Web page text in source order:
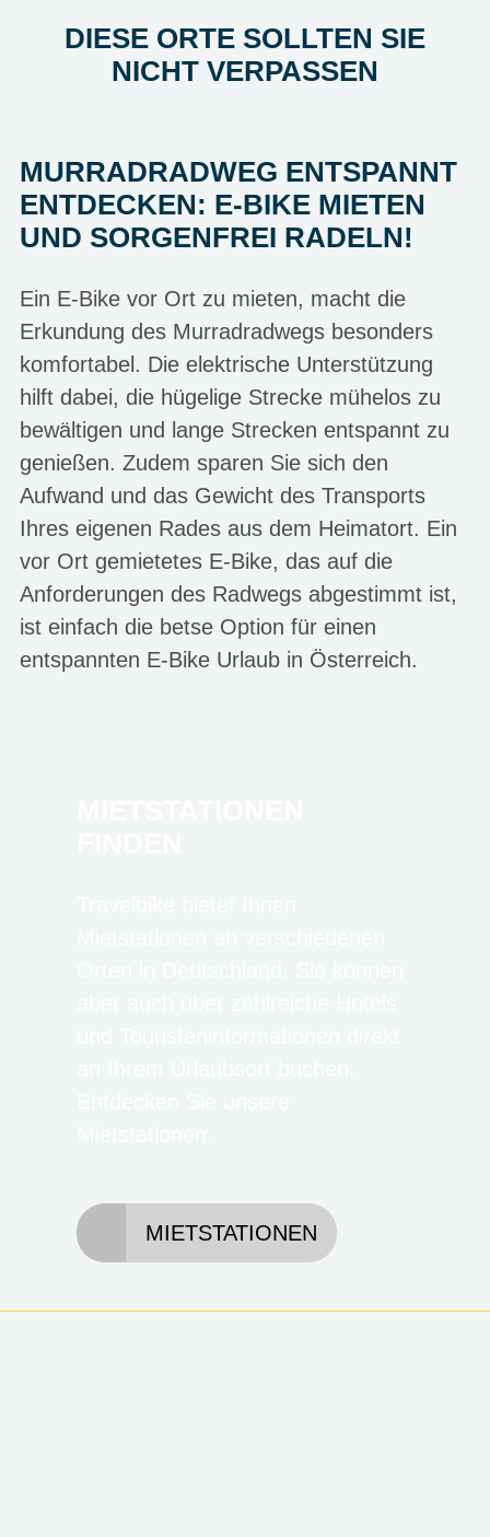
DIESE ORTE SOLLTEN SIE
NICHT VERPASSEN
MURRADRADWEG ENTSPANNT
ENTDECKEN: E-BIKE MIETEN
UND SORGENFREI RADELN!
Ein E-Bike vor Ort zu mieten, macht die
Erkundung des Murradradwegs besonders
komfortabel. Die elektrische Unterstützung
hilft dabei, die hügelige Strecke mühelos zu
bewältigen und lange Strecken entspannt zu
genießen. Zudem sparen Sie sich den
Aufwand und das Gewicht des Transports
Ihres eigenen Rades aus dem Heimatort. Ein
vor Ort gemietetes E-Bike, das auf die
Anforderungen des Radwegs abgestimmt ist,
ist einfach die betse Option für einen
entspannten E-Bike Urlaub in Österreich.
MIETSTATIONEN